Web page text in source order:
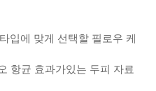
입에 맞게 선택할 필로우 케
항균 효과가있는 두피 자료